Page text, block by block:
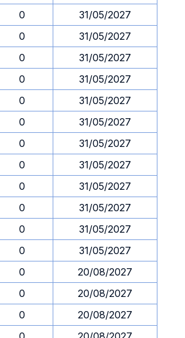
0
31/05/2027
0
31/05/2027
0
31/05/2027
0
31/05/2027
0
31/05/2027
0
31/05/2027
0
31/05/2027
0
31/05/2027
0
31/05/2027
0
31/05/2027
0
31/05/2027
0
31/05/2027
0
20/08/2027
0
20/08/2027
0
20/08/2027